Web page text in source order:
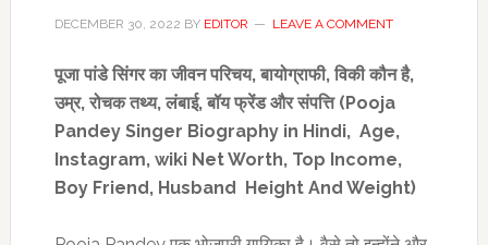
DECEMBER 30, 2022 BY EDITOR LEAVE A COMMENT
पूजा पांडे सिंगर का जीवन परिचय,बायोग्राफी,विकी कौन है,
उम्र,रोचक तथ्य, लंबाई,बॉय फ्रेंड और संपत्ति (Pooja
Pandey Singer Biography in Hindi, Age,
Instagram, wiki Net Worth, Top Income,
Boy Friend, Husband Height And Weight)